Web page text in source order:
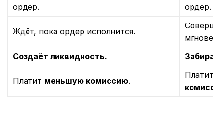
ордер.
ордер.
Ждёт, пока ордер исполнится.
Создаёт ликвидность.
Платит меньшую комиссию.
Платит